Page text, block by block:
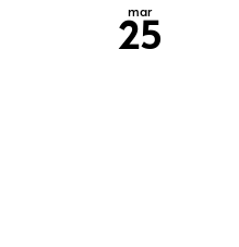
mar
25